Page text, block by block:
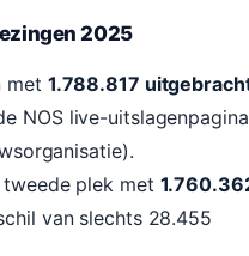
2025
met 1.788.817
NOS live-uitslagenpagina
plek met
van slechts 28.455